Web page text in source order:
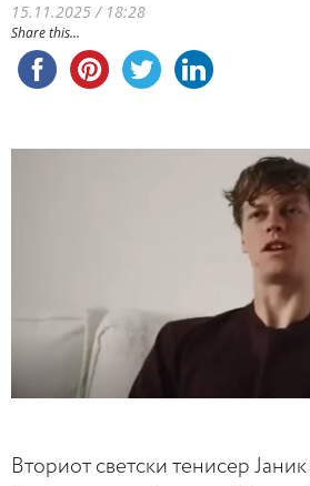
15.11.2025 / 18:28
Share this...
Вториот светски тенисер